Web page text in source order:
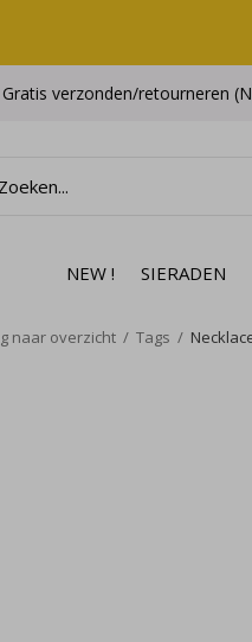
NEW ! SIERADEN
Gratis verzonden/retourneren
naar overzicht Tags